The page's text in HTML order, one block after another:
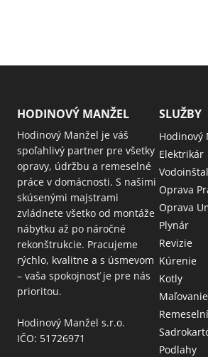
HODINOVÝ MANŽEL
Hodinový Manžel je váš
spoľahlivý partner pre všetky
opravy, údržbu a remeselné
práce v domácnosti. S našimi
skúsenými majstrami
zvládnete všetko od montáže
nábytku až po náročné
rekonštrukcie. Pracujeme
rýchlo, kvalitne a s úsmevom
– vaša spokojnosť je pre nás
prioritou.
Hodinový Manžel s.r.o.
IČO: 51726971
SLUŽBY
Hodinový
Elektrikár
Oprava
Oprava
Plynár
Revizie
Kúrenie
Kotly
Maľovanie
Podlahy